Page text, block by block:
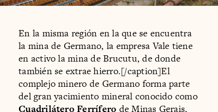
En la misma región en la que se encuentra
la mina de Germano, la empresa Vale tiene
en activo la mina de Brucutu, de donde
también se extrae hierro.[/caption]El
complejo minero de Germano forma parte
del gran yacimiento mineral conocido como
Cuadrilátero Ferrífero de Minas Gerais,